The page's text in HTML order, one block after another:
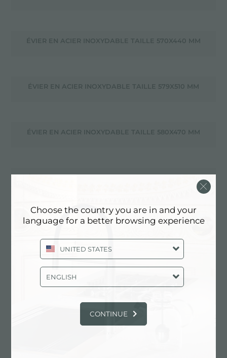
ÉVIER EN ACIER INOXYDABLE TAILLE 570X440 MM
ÉVIER EN ACIER INOXYDABLE TAILLE 579X510 MM
ÉVIER EN ACIER INOXYDABLE TAILLE 580X470 MM
ÉVIER EN ACIER INOXYDABLE TAILLE 590X500 MM
ÉVIER EN ACIER INOXYDABLE TAILLE 600X520 MM
ÉVIER EN ACIER INOXYDABLE TAILLE 660X450 MM
Choose the country you are in and your
language for a better browsing experience
UNITED STATES
ENGLISH
CONTINUE